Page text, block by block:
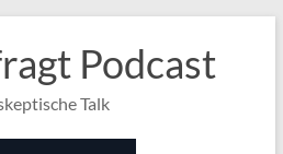
Podcast
Talk